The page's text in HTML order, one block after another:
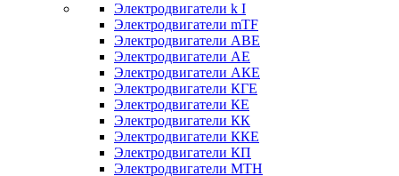
Электродвигатели k I
Электродвигатели mTF
Электродвигатели АВЕ
Электродвигатели АЕ
Электродвигатели АКЕ
Электродвигатели КГЕ
Электродвигатели КЕ
Электродвигатели КК
Электродвигатели ККЕ
Электродвигатели КП
Электродвигатели МТН